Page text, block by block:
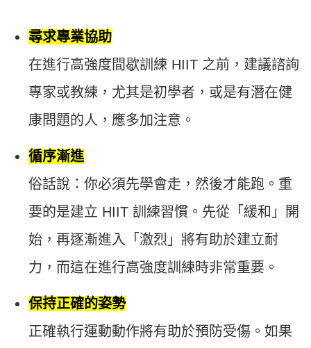
尋求專業協助
在進行高強度間歇訓練 HIIT 之前，建議諮詢
專家或教練，尤其是初學者，或是有潛在健
康問題的人，應多加注意。
循序漸進
俗話說：你必須先學會走，然後才能跑。重
要的是建立 HIIT 訓練習慣。先從「緩和」開
始，再逐漸進入「激烈」將有助於建立耐
力，而這在進行高強度訓練時非常重要。
保持正確的姿勢
正確執行運動動作將有助於預防受傷。如果